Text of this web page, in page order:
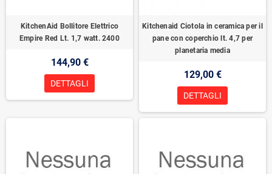
KitchenAid Bollitore Elettrico
Empire Red Lt. 1,7 watt. 2400
144,90 €
DETTAGLI
Kitchenaid Ciotola in ceramica per il
pane con coperchio lt. 4,7 per
planetaria media
129,00 €
DETTAGLI